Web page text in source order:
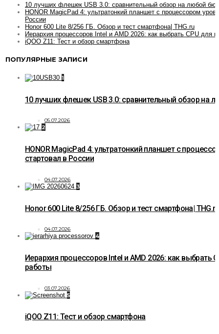
10 лучших флешек USB 3.0: сравнительный обзор на любой
HONOR MagicPad 4: ультратонкий планшет с процессором
России
Honor 600 Lite 8/256 ГБ. Обзор и тест смартфона| THG.ru
Иерархия процессоров Intel и AMD 2026: как выбрать CPU для
iQOO Z11: Тест и обзор смартфона
ПОПУЛЯРНЫЕ ЗАПИСИ
1
10 лучших флешек USB 3.0: сравнительный обзор на
05.07.2026
2
HONOR MagicPad 4: ультратонкий планшет с
стартовал в России
04.07.2026
3
Honor 600 Lite 8/256 ГБ. Обзор и тест смартфона| THG.ru
04.07.2026
4
Иерархия процессоров Intel и AMD 2026: как выбрать
работы
03.07.2026
5
iQOO Z11: Тест и обзор смартфона